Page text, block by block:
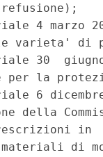
4 marzo
varieta'
30
per la
6
della
materiali di